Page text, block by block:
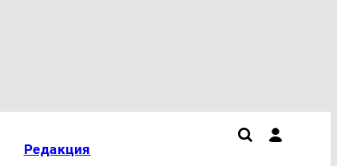
Редакция